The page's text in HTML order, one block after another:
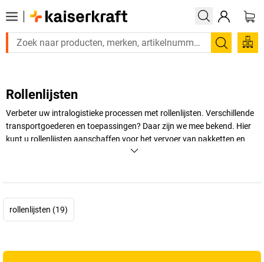
Zoeken
Rollenlijsten
Verbeter uw intralogistieke processen met rollenlijsten. Verschillende
transportgoederen en toepassingen? Daar zijn we mee bekend. Hier
kunt u rollenlijsten aanschaffen voor het vervoer van pakketten en
pallets en voor de uitbreiding van uw productiefaciliteiten.
rollenlijsten (19)